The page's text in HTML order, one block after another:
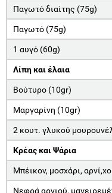
Παγωτό διαίτης (75g)
Παγωτό (75g)
1 αυγό (60g)
Λίπη και έλαια
Βούτυρο (10gr)
Μαργαρίνη (10gr)
2 κουτ. γλυκού
Κρέας και Ψάρια
Μπέικον, μοσχάρι,
Νεφρά αρνιού,